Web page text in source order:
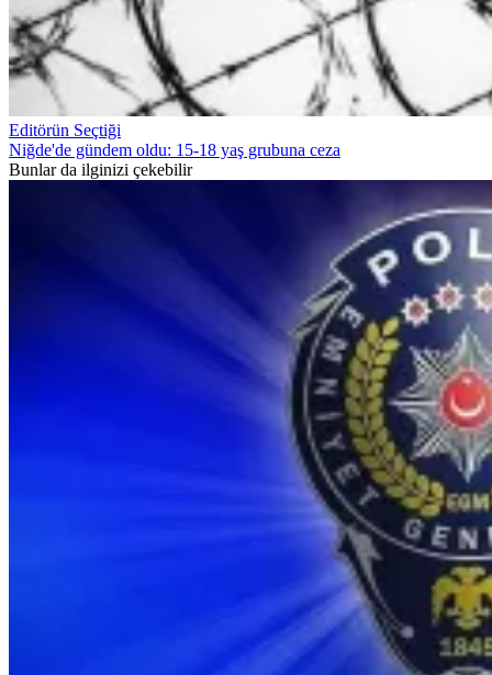
Editörün Seçtiği
Niğde'de gündem oldu: 15-18 yaş grubuna ceza
Bunlar da ilginizi çekebilir